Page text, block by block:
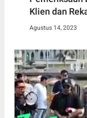
Klien dan
Agustus 14, 2023